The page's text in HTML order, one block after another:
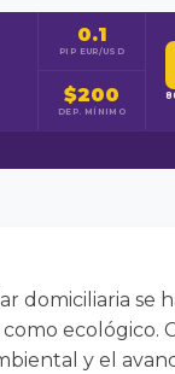
0.1
PIP EUR/USD
$200
DEP. MÍNIMO
domiciliaria se
ecológico.
y el